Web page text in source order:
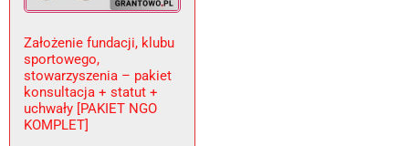
Założenie fundacji, klubu
sportowego,
stowarzyszenia – pakiet
konsultacja + statut +
uchwały [PAKIET NGO
KOMPLET]